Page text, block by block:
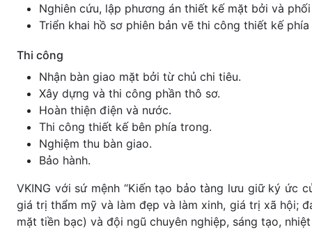
Nghiên cứu, lập phương án thiết kế mặt bởi và
Triển khai hồ sơ phiên bản vẽ thi công thiết kế
Thi công
Nhận bàn giao mặt bởi từ chủ chi tiêu.
Xây dựng và thi công phần thô sơ.
Hoàn thiện điện và nước.
Thi công thiết kế bên phía trong.
Nghiệm thu bàn giao.
Bảo hành.
VKING với sứ mệnh “Kiến tạo bảo tàng lưu giữ ký ức
giá trị thẩm mỹ và làm đẹp và làm xinh, giá trị xã hội;
mặt tiền bạc) và đội ngũ chuyên nghiệp, sáng tạo,